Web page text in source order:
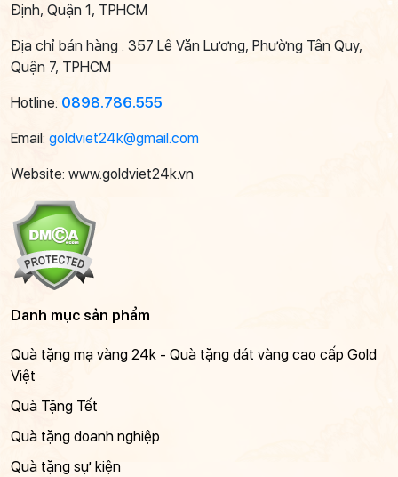
Định, Quận 1, TPHCM
Địa chỉ bán hàng : 357 Lê Văn Lương, Phường Tân Quy,
Quận 7, TPHCM
Hotline: 0898.786.555
Email: goldviet24k@gmail.com
Website: www.goldviet24k.vn
Danh mục sản phẩm
Quà tặng mạ vàng 24k - Quà tặng dát vàng cao cấp Gold
Việt
Quà Tặng Tết
Quà tặng doanh nghiệp
Quà tặng sự kiện